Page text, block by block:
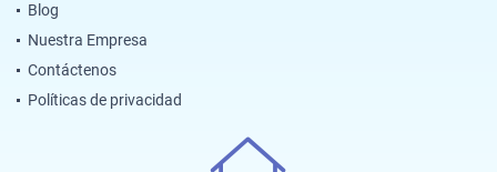
Blog
Nuestra Empresa
Contáctenos
Políticas de privacidad